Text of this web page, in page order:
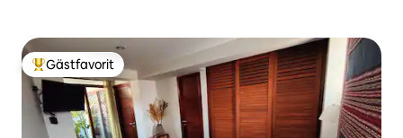
Populär gästfavorit
Gästfavorit